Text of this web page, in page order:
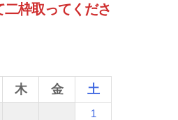
枠取ってくださ
木 金 土
1